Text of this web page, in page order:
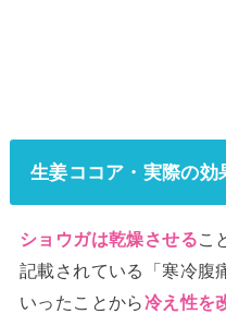
生姜ココア・実際の効
ショウガは乾燥させるこ
記載されている「寒冷腹
いったことから冷え性を